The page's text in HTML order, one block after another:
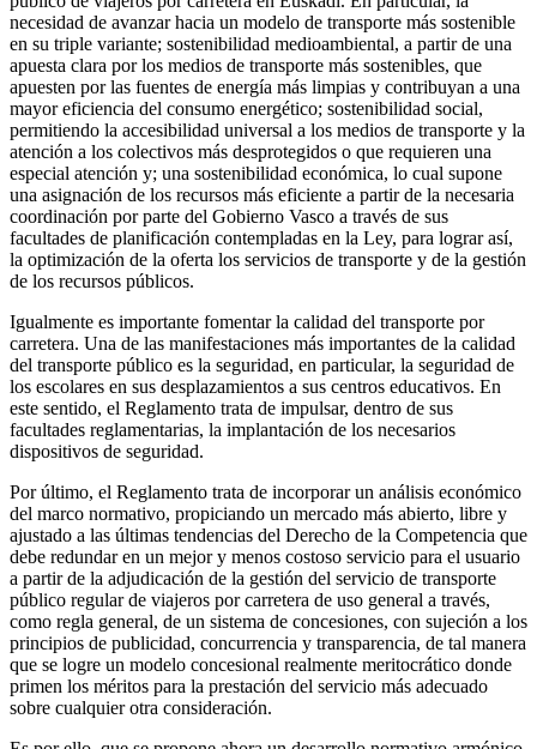
necesidad de avanzar hacia un modelo de transporte más sostenible
en su triple variante; sostenibilidad medioambiental, a partir de una
apuesta clara por los medios de transporte más sostenibles, que
apuesten por las fuentes de energía más limpias y contribuyan a una
mayor eficiencia del consumo energético; sostenibilidad social,
permitiendo la accesibilidad universal a los medios de transporte y la
atención a los colectivos más desprotegidos o que requieren una
especial atención y; una sostenibilidad económica, lo cual supone
una asignación de los recursos más eficiente a partir de la necesaria
coordinación por parte del Gobierno Vasco a través de sus
facultades de planificación contempladas en la Ley, para lograr así,
la optimización de la oferta los servicios de transporte y de la gestión
de los recursos públicos.
Igualmente es importante fomentar la calidad del transporte por
carretera. Una de las manifestaciones más importantes de la calidad
del transporte público es la seguridad, en particular, la seguridad de
los escolares en sus desplazamientos a sus centros educativos. En
este sentido, el Reglamento trata de impulsar, dentro de sus
facultades reglamentarias, la implantación de los necesarios
dispositivos de seguridad.
Por último, el Reglamento trata de incorporar un análisis económico
del marco normativo, propiciando un mercado más abierto, libre y
ajustado a las últimas tendencias del Derecho de la Competencia que
debe redundar en un mejor y menos costoso servicio para el usuario
a partir de la adjudicación de la gestión del servicio de transporte
público regular de viajeros por carretera de uso general a través,
como regla general, de un sistema de concesiones, con sujeción a los
principios de publicidad, concurrencia y transparencia, de tal manera
que se logre un modelo concesional realmente meritocrático donde
primen los méritos para la prestación del servicio más adecuado
sobre cualquier otra consideración.